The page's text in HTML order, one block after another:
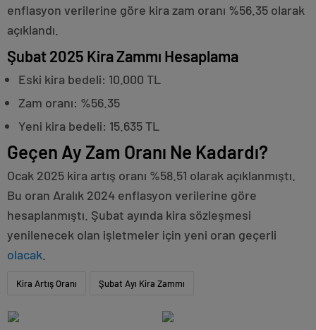
enflasyon verilerine göre kira zam oranı %56.35 olarak
açıklandı.
Şubat 2025 Kira Zammı Hesaplama
Eski kira bedeli: 10.000 TL
Zam oranı: %56.35
Yeni kira bedeli: 15.635 TL
Geçen Ay Zam Oranı Ne Kadardı?
Ocak 2025 kira artış oranı %58.51 olarak açıklanmıştı.
Bu oran Aralık 2024 enflasyon verilerine göre
hesaplanmıştı. Şubat ayında kira sözleşmesi
yenilenecek olan işletmeler için yeni oran geçerli
olacak
Kira Artış Oranı Şubat Ayı Kira Zammı